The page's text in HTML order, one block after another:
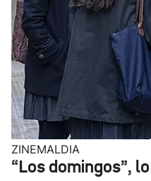
ZINEMALDIA
“Los domingos”,